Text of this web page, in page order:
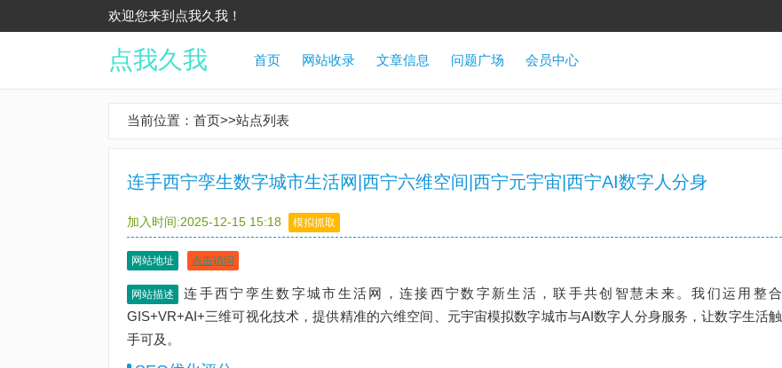
欢迎您来到点我久我！
点我久我 首页 网站收录 文章信息 问题广场 会员中心
当前位置： 首页>>站点列表
连手西宁孪生数字城市生活网|西宁六维空间|西宁元宇宙|西宁AI数字人分身
加入时间:2025-12-15 15:18 模拟抓取
网站地址 点击访问
网站描述
连手西宁孪生数字城市生活网，连接西宁数字新生活，联手共创智慧未来。我们运用整合
GIS+VR+AI+三维可视化技术，提供精准的六维空间、元宇宙模拟数字城市与AI数字人分身服务，让数字生活触
手可及。